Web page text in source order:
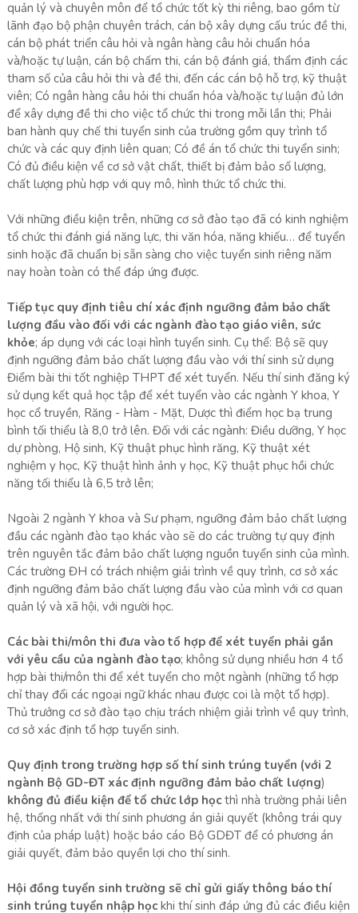
quản lý và chuyên môn để tổ chức tốt kỳ thi riêng, bao gồm từ
lãnh đạo bộ phận chuyên trách, cán bộ xây dựng cấu trúc đề thi,
cán bộ phát triển câu hỏi và ngân hàng câu hỏi chuẩn hóa
và/hoặc tự luận, cán bộ chấm thi, cán bộ đánh giá, thẩm định các
tham số của câu hỏi thi và đề thi, đến các cán bộ hỗ trợ, kỹ thuật
viên; Có ngân hàng câu hỏi thi chuẩn hóa và/hoặc tự luận đủ lớn
để xây dựng đề thi cho việc tổ chức thi trong mỗi lần thi; Phải
ban hành quy chế thi tuyển sinh của trường gồm quy trình tổ
chức và các quy định liên quan; Có đề án tổ chức thi tuyển sinh;
Có đủ điều kiện về cơ sở vật chất, thiết bị đảm bảo số lượng,
chất lượng phù hợp với quy mô, hình thức tổ chức thi.
Với những điều kiện trên, những cơ sở đào tạo đã có kinh nghiệm
tổ chức thi đánh giá năng lực, thi văn hóa, năng khiếu… để tuyển
sinh hoặc đã chuẩn bị sẵn sàng cho việc tuyển sinh riêng năm
nay hoàn toàn có thể đáp ứng được.
Tiếp tục quy định tiêu chí xác định ngưỡng đảm bảo chất
lượng đầu vào đối với các ngành đào tạo giáo viên, sức
khỏe; áp dụng với các loại hình tuyển sinh. Cụ thể: Bộ sẽ quy
định ngưỡng đảm bảo chất lượng đầu vào với thí sinh sử dụng
Điểm bài thi tốt nghiệp THPT để xét tuyển. Nếu thí sinh đăng ký
sử dụng kết quả học tập để xét tuyển vào các ngành Y khoa, Y
học cổ truyền, Răng - Hàm - Mặt, Dược thì điểm học bạ trung
bình tối thiểu là 8,0 trở lên. Đối với các ngành: Điều dưỡng, Y học
dự phòng, Hộ sinh, Kỹ thuật phục hình răng, Kỹ thuật xét
nghiệm y học, Kỹ thuật hình ảnh y học, Kỹ thuật phục hồi chức
năng tối thiểu là 6,5 trở lên;
Ngoài 2 ngành Y khoa và Sư phạm, ngưỡng đảm bảo chất lượng
đầu các ngành đào tạo khác vào sẽ do các trường tự quy định
trên nguyên tắc đảm bảo chất lượng nguồn tuyển sinh của mình.
Các trường ĐH có trách nhiệm giải trình về quy trình, cơ sở xác
định ngưỡng đảm bảo chất lượng đầu vào của mình với cơ quan
quản lý và xã hội, với người học.
Các bài thi/môn thi đưa vào tổ hợp để xét tuyển phải gắn
với yêu cầu của ngành đào tạo; không sử dụng nhiều hơn 4 tổ
hợp bài thi/môn thi để xét tuyển cho một ngành (những tổ hợp
chỉ thay đổi các ngoại ngữ khác nhau được coi là một tổ hợp).
Thủ trưởng cơ sở đào tạo chịu trách nhiệm giải trình về quy trình,
cơ sở xác định tổ hợp tuyển sinh.
Quy định trong trường hợp số thí sinh trúng tuyển (với 2
ngành Bộ GD-ĐT xác định ngưỡng đảm bảo chất lượng)
không đủ điều kiện để tổ chức lớp họcthì nhà trường phải liên
hệ, thống nhất với thí sinh phương án giải quyết (không trái quy
định của pháp luật) hoặc báo cáo Bộ GDĐT để có phương án
giải quyết, đảm bảo quyền lợi cho thí sinh.
Hội đồng tuyển sinh trường sẽ chỉ gửi giấy thông báo thí
sinh trúng tuyển nhập họckhi thí sinh đáp ứng đủ các điều kiện